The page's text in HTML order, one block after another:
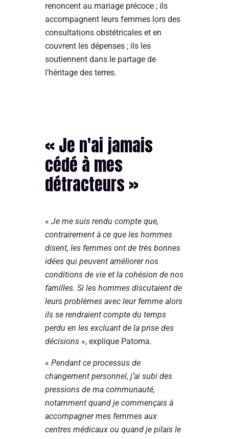
renoncent au mariage précoce ; ils
accompagnent leurs femmes lors des
consultations obstétricales et en
couvrent les dépenses ; ils les
soutiennent dans le partage de
l’héritage des terres.
« Je n'ai jamais
cédé à mes
détracteurs »
« Je me suis rendu compte que,
contrairement à ce que les hommes
disent, les femmes ont de très bonnes
idées qui peuvent améliorer nos
conditions de vie et la cohésion de nos
familles. Si les hommes discutaient de
leurs problèmes avec leur femme alors
ils se rendraient compte du temps
perdu en les excluant de la prise des
décisions », explique Patoma.
« Pendant ce processus de
changement personnel, j’ai subi des
pressions de ma communauté,
notamment quand je commençais à
accompagner mes femmes aux
centres médicaux ou quand je pilais le